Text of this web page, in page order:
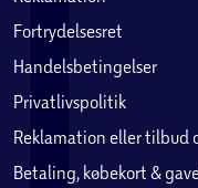
Stolper: 68 x 68 mm
Reglar: 34 x 58 mm
Brædder: 16 x 95 mm
Fortrydelsesret
Handelsbetingelser
Privatlivspolitik
Reklamation eller tilbud
Betaling, købekort &